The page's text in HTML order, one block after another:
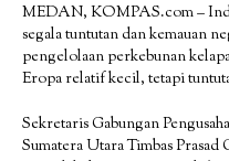
MEDAN, KOMPAS.com –
segala tuntutan dan kemauan
pengelolaan perkebunan
Eropa relatif kecil, tetapi
Sekretaris Gabungan
Sumatera Utara Timbas